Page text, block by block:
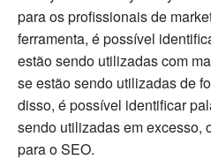
para os profissionais de
ferramenta, é possível
estão sendo utilizadas com
se estão sendo utilizadas de
disso, é possível identificar
sendo utilizadas em excesso,
para o SEO.